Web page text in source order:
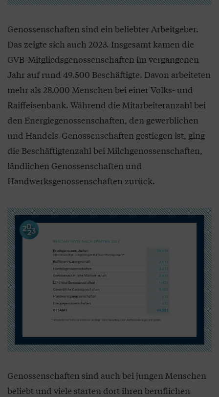
Genossenschaften sind ein beliebter Arbeitgeber.
Das zeigte sich auch 2023. Insgesamt kamen die
GVB-Mitgliedsgenossenschaften im vergangenen
Jahr auf rund 49.500 Beschäftigte. Davon arbeiteten
mehr als 28.000 Menschen bei einer Volks- und
Raiffeisenbank. Während die Mitarbeiteranzahl bei
den Energiegenossenschaften, den gewerblichen
und Handels-Genossenschaften gestiegen ist, ging
die Beschäftigtenzahl bei Milchgenossenschaften,
ländlichen Genossenschaften und
Handwerksgenossenschaften zurück.
Genossenschaften sind auch bei jungen Menschen
beliebt und viele starten dort ihren beruflichen